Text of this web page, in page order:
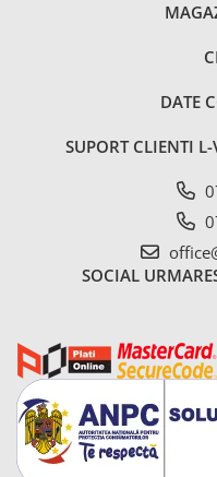
1.6.3. Instalații de Iluminat
1.6.8. Echipamente &
masurare/testare
1.6.6 Priza & Stechere
1.6.7. Diverse
1.7. Sisteme de franare
DATE
SUPORT CLIENTI
SOCIAL